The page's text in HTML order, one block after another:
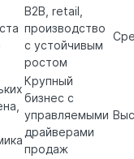
B2B, retail,
производство
с устойчивым
ростом
Крупный
бизнес с
управляемыми
драйверами
продаж